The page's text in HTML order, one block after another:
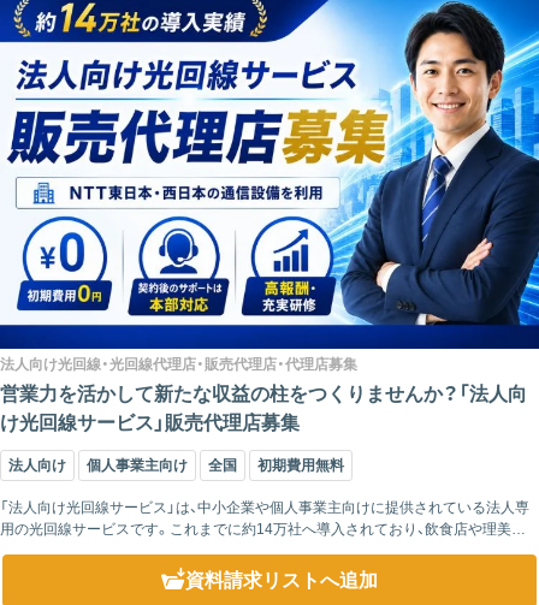
法人向け光回線・光回線代理店・販売代理店・代理店募集
営業力を活かして新たな収益の柱をつくりませんか？「法人向
け光回線サービス」販売代理店募集
法人向け 個人事業主向け 全国 初期費用無料
「法人向け光回線サービス」は、中小企業や個人事業主向けに提供されている法人専
用の光回線サービスです。これまでに約14万社へ導入されており、飲食店や理美容
業、建設業、小売業、サービス業など、さまざまな業種で利用されています。さらに、
資料請求リストへ追加